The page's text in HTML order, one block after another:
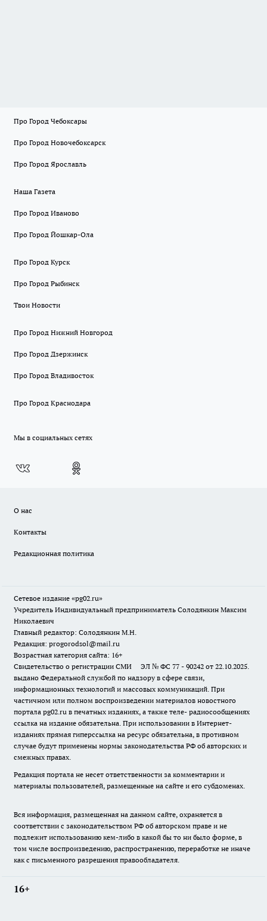
Про Город Чебоксары
Про Город Новочебоксарск
Про Город Ярославль
Наша Газета
Про Город Иваново
Про Город Йошкар-Ола
Про Город Курск
Про Город Рыбинск
Твои Новости
Про Город Нижний Новгород
Про Город Дзержинск
Про Город Владивосток
Про Город Краснодара
Мы в социальных сетях
О нас
Контакты
Редакционная политика
Сетевое издание «pg02.ru»
Учредитель Индивидуальный предприниматель Солодянкин Максим
Николаевич
Главный редактор: Солодянкин М.Н.
Редакция: progorodsol@mail.ru
Возрастная категория сайта: 16+
Свидетельство о регистрации СМИ ЭЛ № ФС 77 - 90242 от 22.10.2025.
выдано Федеральной службой по надзору в сфере связи,
информационных технологий и массовых коммуникаций. При
частичном или полном воспроизведении материалов новостного
портала pg02.ru в печатных изданиях, а также теле- радиосообщениях
ссылка на издание обязательна. При использовании в Интернет-
изданиях прямая гиперссылка на ресурс обязательна, в противном
случае будут применены нормы законодательства РФ об авторских и
смежных правах.
Редакция портала не несет ответственности за комментарии и
материалы пользователей, размещенные на сайте и его субдоменах.
Вся информация, размещенная на данном сайте, охраняется в
соответствии с законодательством РФ об авторском праве и не
подлежит использованию кем-либо в какой бы то ни было форме, в
том числе воспроизведению, распространению, переработке не иначе
как с письменного разрешения правообладателя.
16+